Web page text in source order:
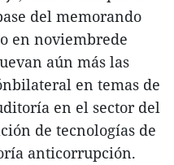
del memorando
en noviembrede
aún más las
en temas de
en el sector del
de tecnologías de
anticorrupción.